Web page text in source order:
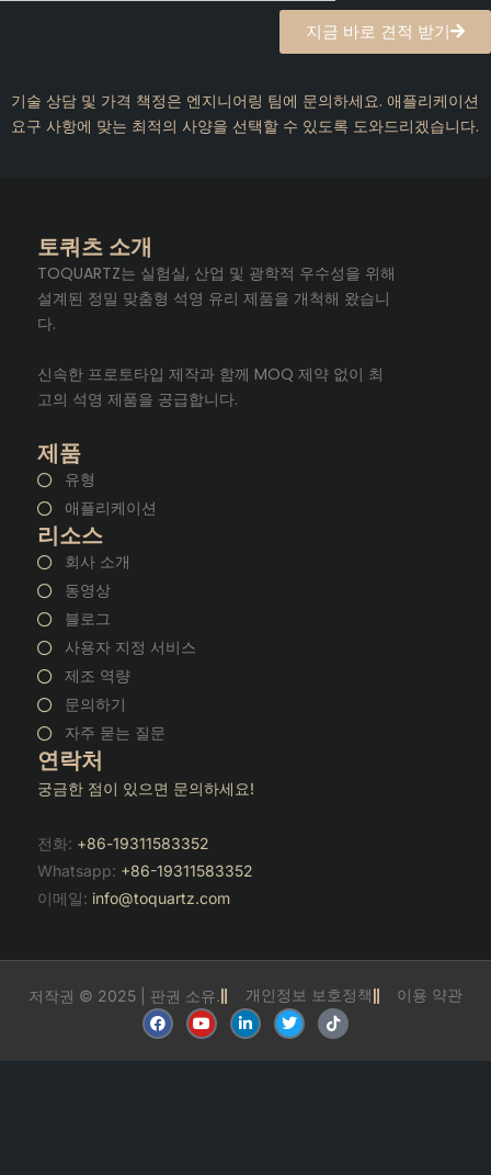
지금 바로 견적 받기
기술 상담 및 가격 책정은 엔지니어링 팀에 문의하세요. 애플리케이션
요구 사항에 맞는 최적의 사양을 선택할 수 있도록 도와드리겠습니다.
토쿼츠 소개
TOQUARTZ는 실험실, 산업 및 광학적 우수성을 위해
설계된 정밀 맞춤형 석영 유리 제품을 개척해 왔습니
다.
신속한 프로토타입 제작과 함께 MOQ 제약 없이 최
고의 석영 제품을 공급합니다.
제품
유형
애플리케이션
리소스
회사 소개
동영상
블로그
사용자 지정 서비스
제조 역량
문의하기
자주 묻는 질문
연락처
궁금한 점이 있으면 문의하세요!
전화: +86-19311583352
Whatsapp: +86-19311583352
이메일: info@toquartz.com
저작권 © 2025 | 판권 소유. 개인정보 보호정책
이용 약관
F
a
c
유
튜
브
링
크
드
트
위
터
틱
톡